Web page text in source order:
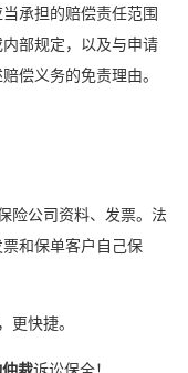
承担的赔偿责任范围
部规定，以及与申请
偿义务的免责理由。
险公司资料、发票。法
和保单客户自己保
更快捷。